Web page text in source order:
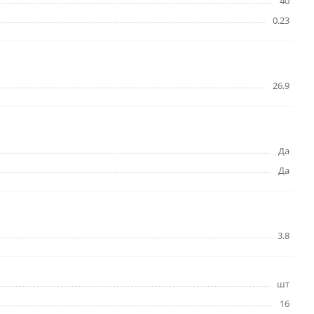
0.23
26.9
Да
Да
3.8
шт
16